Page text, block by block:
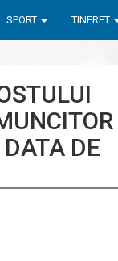
SPORT TINERET
DE